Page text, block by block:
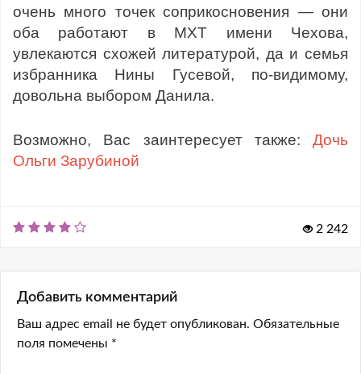
очень много точек соприкосновения — они
оба работают в МХТ имени Чехова,
увлекаются схожей литературой, да и семья
избранника Нины Гусевой, по-видимому,
довольна выбором Данила.
Возможно, Вас заинтересует также: Дочь
Ольги Зарубиной
2 242
Добавить комментарий
Ваш адрес email не будет опубликован. Обязательные
поля помечены *